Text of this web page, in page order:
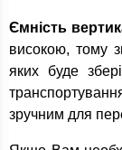
Ємність
високою, тому
яких буде
зручним для